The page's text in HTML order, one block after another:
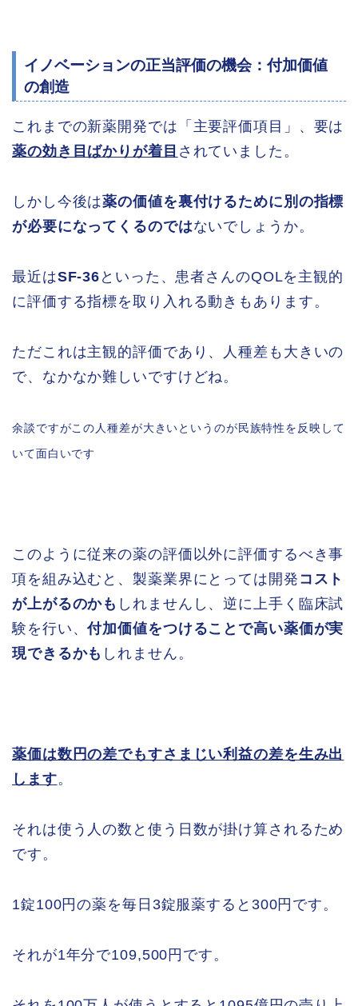
イノベーションの正当評価の機会：付加価値
の創造
これまでの新薬開発では「主要評価項目」、要は
薬の効き目ばかりが着目 されていました。
しかし今後は薬の価値を裏付けるために別の指標
が必要になってくるのではないでしょうか。
最近はSF-36 といった、患者さんのQOLを主観的
に評価する指標を取り入れる動きもあります。
ただこれは主観的評価であり、人種差も大きいの
で、なかなか難しいですけどね。
余談ですがこの人種差が大きいというのが民族特性を反映して
いて面白いです
このように従来の薬の評価以外に評価するべき事
項を組み込むと、製薬業界にとっては開発 コスト
が上がるのかも しれませんし、逆に上手く臨床試
験を行い、付加価値をつけることで高い薬価が実
現できるかも しれません。
薬価は数円の差でもすさまじい利益の差を生み出
します。
それは使う人の数と使う日数が掛け算されるため
です。
1錠100円の薬を毎日3錠服薬すると300円です。
それが1年分で109,500円です。